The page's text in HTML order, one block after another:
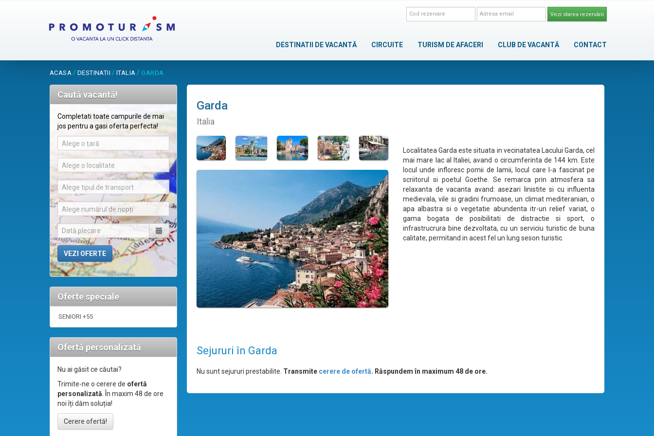
Vezi starea rezervării
DESTINATII DE VACANTĂ CIRCUITE TURISM DE AFACERI CLUB DE VACANTĂ CONTACT
ACASA / DESTINATII / ITALIA / GARDA
Caută vacantă!
Completati toate campurile de mai
jos pentru a gasi oferta perfecta!
Alege o țară
Alege o localitate
Alege tipul de transport
Alege numărul de nopți
Oferte speciale
SENIORI +55
Ofertă personalizată
Nu ai găsit ce căutai?
Trimite-ne o cerere de ofertă
personalizată. În maxim 48 de ore
noi îți dăm soluția!
Cerere ofertă!
Garda
Italia
Localitatea Garda este situata in vecinatatea Lacului Garda, cel
mai mare lac al Italiei, avand o circumferinta de 144 km. Este
locul unde infloresc pomii de lamii, locul care l-a fascinat pe
scriitorul si poetul Goethe. Se remarca prin atmosfera sa
relaxanta de vacanta avand: asezari linistite si cu influenta
medievala, vile si gradini frumoase, un climat mediteranian, o
apa albastra si o vegetatie abundenta itr-un relief variat, o
gama bogata de posibilitati de distractie si sport, o
infrastrucrura bine dezvoltata, cu un serviciu turistic de buna
calitate, permitand in acest fel un lung seson turistic.
Sejururi în Garda
Nu sunt sejururi prestabilite. Transmite cerere de ofertă. Răspundem în maximum 48 de ore.